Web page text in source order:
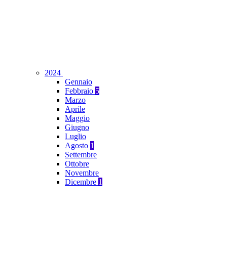
2024
Gennaio
Febbraio 5
Marzo
Aprile
Maggio
Giugno
Luglio
Agosto 1
Settembre
Ottobre
Novembre
Dicembre 1